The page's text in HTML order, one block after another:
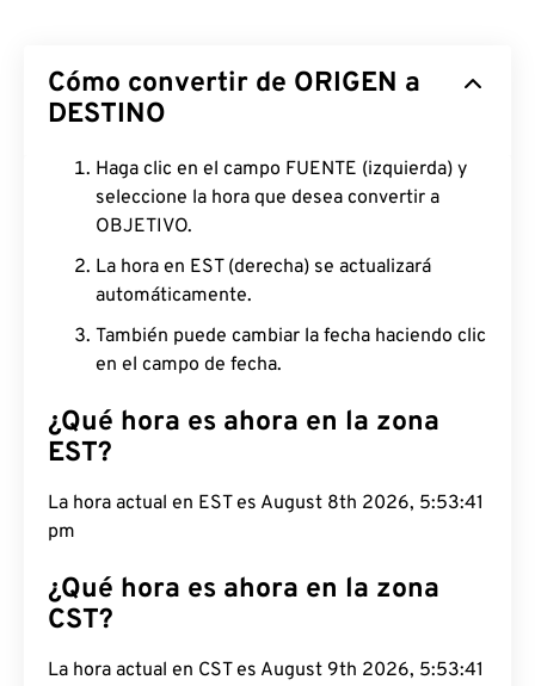
Cómo convertir de ORIGEN a
DESTINO
Haga clic en el campo FUENTE (izquierda) y
seleccione la hora que desea convertir a
OBJETIVO.
La hora en EST (derecha) se actualizará
automáticamente.
También puede cambiar la fecha haciendo clic
en el campo de fecha.
¿Qué hora es ahora en la zona
EST?
La hora actual en EST es August 8th 2026,
5:53:42 pm
¿Qué hora es ahora en la zona
CST?
La hora actual en CST es August 9th 2026,